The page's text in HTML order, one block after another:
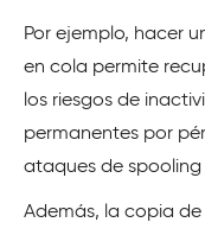
Por ejemplo, hacer
en cola permite
los riesgos de
permanentes por
ataques de
Además, la copia